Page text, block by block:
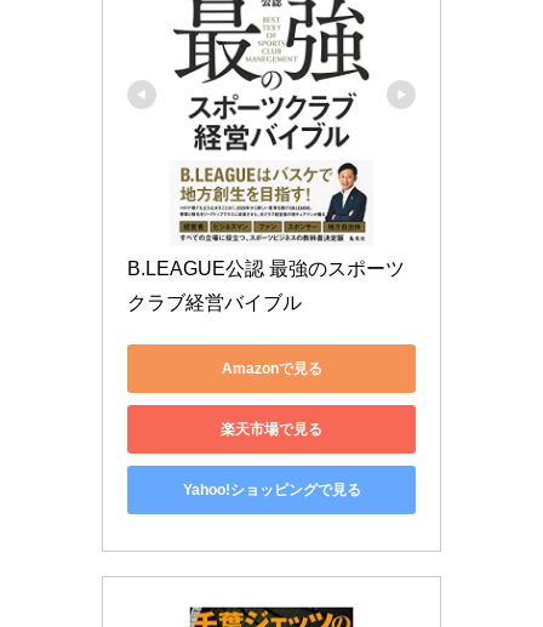
B.LEAGUE公認 最強のスポーツ
クラブ経営バイブル
Amazonで見る
楽天市場で見る
Yahoo!ショッピングで見る